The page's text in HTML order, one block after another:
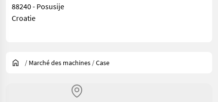
88240 - Posusije
Croatie
/ Marché des machines /Case